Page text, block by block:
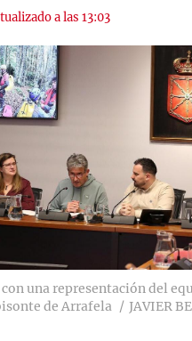
a las 13:03
una representación del
de Arrafela
JAVIER